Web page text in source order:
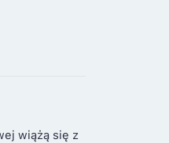
wiążą się z